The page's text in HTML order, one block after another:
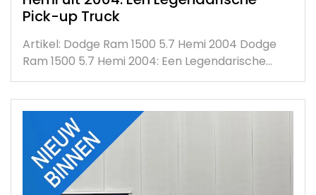
Pick-up Truck
Artikel: Dodge Ram 1500 5.7 Hemi 2004 Dodge
Ram 1500 5.7 Hemi 2004: Een Legendarische…